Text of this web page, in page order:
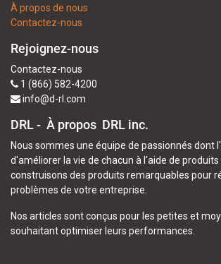
À propos de nous
Contactez-nous
Rejoignez-nous
Contactez-nous
1 (866) 582-4200
info@d-rl.com
DRL - À propos DRL inc.
Nous sommes une équipe de passionnés dont
d'améliorer la vie de chacun à l'aide de produits
construisons des produits remarquables pour
problèmes de votre entreprise.
Nos articles sont conçus pour les petites et
souhaitant optimiser leurs performances.